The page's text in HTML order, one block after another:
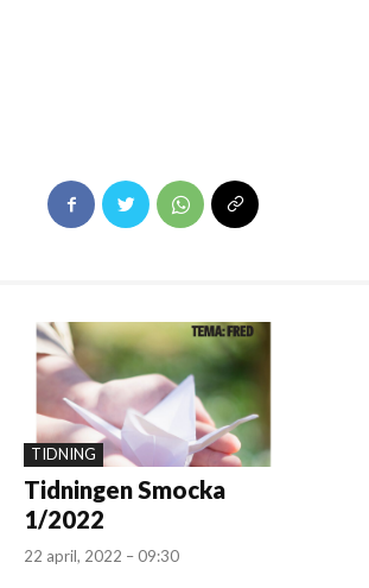
TIDNING
Tidningen Smocka
1/2022
22 april, 2022 – 09:30